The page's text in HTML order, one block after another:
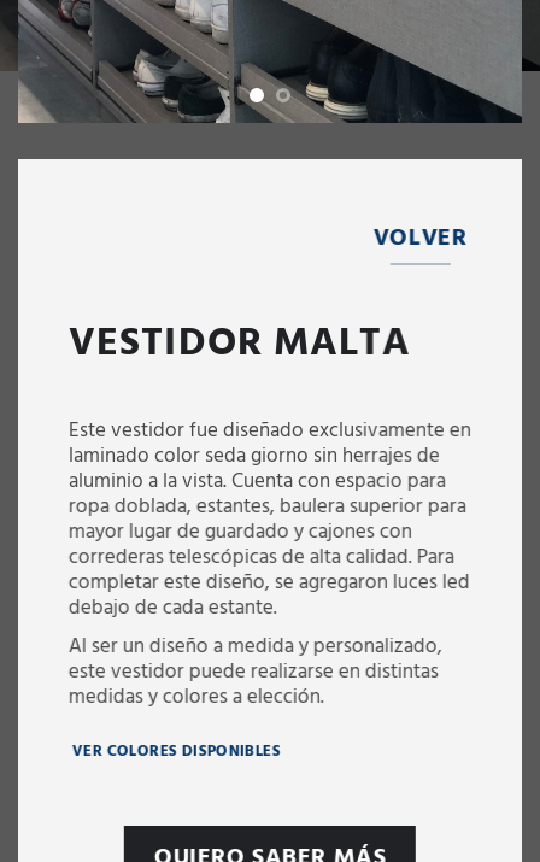
VOLVER
VESTIDOR MALTA
Este vestidor fue diseñado exclusivamente en
laminado color seda giorno sin herrajes de
aluminio a la vista. Cuenta con espacio para
ropa doblada, estantes, baulera superior para
mayor lugar de guardado y cajones con
correderas telescópicas de alta calidad. Para
completar este diseño, se agregaron luces led
debajo de cada estante.
Al ser un diseño a medida y personalizado,
este vestidor puede realizarse en distintas
medidas y colores a elección.
VER COLORES DISPONIBLES